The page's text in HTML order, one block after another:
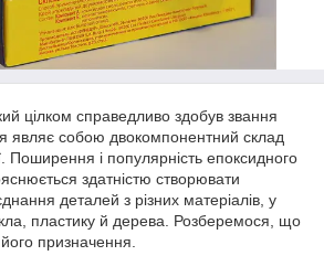
цілком справедливо здобув звання
являє собою двокомпонентний склад
Поширення і популярність епоксидного
здатністю створювати
деталей з різних матеріалів, у
пластику й дерева. Розберемося, що
призначення.